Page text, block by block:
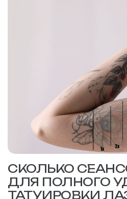
СКОЛЬКО
ДЛЯ ПОЛНОГО
ТАТУИРОВКИ